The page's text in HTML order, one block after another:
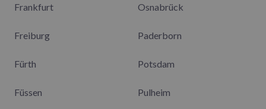
Frankfurt
Freiburg
Fürth
Füssen
Osnabrück
Paderborn
Potsdam
Pulheim